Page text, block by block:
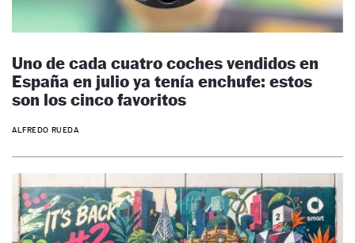
Uno de cada cuatro coches vendidos en
España en julio ya tenía enchufe: estos
son los cinco favoritos
ALFREDO RUEDA